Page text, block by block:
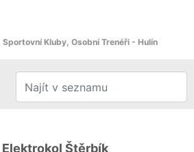
Sportovní Kluby, Osobní Trenéři - Hulín
Elektrokol Štěrbík